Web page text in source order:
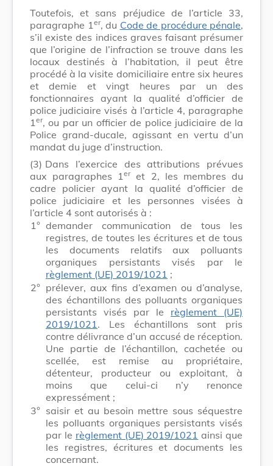
Toutefois, et sans préjudice de l’article 33,
paragraphe 1 er, du Code de procédure pénale,
s’il existe des indices graves faisant présumer
que l’origine de l’infraction se trouve dans les
locaux destinés à l’habitation, il peut être
procédé à la visite domiciliaire entre six heures
et demie et vingt heures par un des
fonctionnaires ayant la qualité d’officier de
police judiciaire visés à l’article 4, paragraphe
1 er, ou par un officier de police judiciaire de la
Police grand-ducale, agissant en vertu d’un
mandat du juge d’instruction.
(3) Dans l’exercice des attributions prévues
aux paragraphes 1eret 2, les membres du
cadre policier ayant la qualité d’officier de
police judiciaire et les personnes visées à
l’article 4 sont autorisés à :
1° demander communication de tous les
registres, de toutes les écritures et de tous
les documents relatifs aux polluants
organiques persistants visés par le
règlement (UE) 2019/1021 ;
2° prélever, aux fins d’examen ou d’analyse,
des échantillons des polluants organiques
persistants visés par le règlement (UE)
2019/1021 . Les échantillons sont pris
contre délivrance d’un accusé de réception.
Une partie de l’échantillon, cachetée ou
scellée, est remise au propriétaire,
détenteur, producteur ou exploitant, à
moins que celui-ci n’y renonce
expressément ;
3° saisir et au besoin mettre sous séquestre
les polluants organiques persistants visés
par le règlement (UE) 2019/1021 ainsi que
les registres, écritures et documents les
concernant.